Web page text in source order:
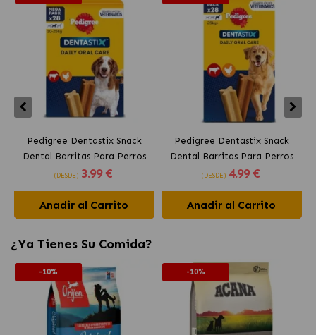
Pedigree Dentastix Snack
Dental Barritas Para Perros
Medianos 10-25 kg
(DESDE) 3.99 €
Añadir al Carrito
Pedigree Dentastix Snack
Dental Barritas Para Perros
Grandes +25 kg
(DESDE) 4.99 €
Añadir al Carrito
¿Ya Tienes Su Comida?
-10% -10%